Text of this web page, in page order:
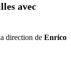
avec
direction de Enrico